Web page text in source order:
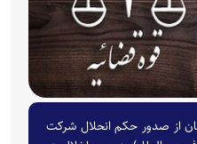
از صدور حکم انحلال شرکت